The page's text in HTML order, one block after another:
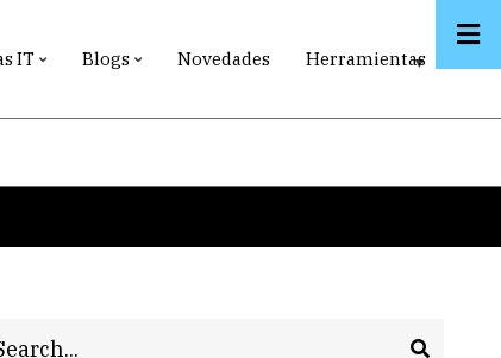
IT Blogs Novedades Herramientas